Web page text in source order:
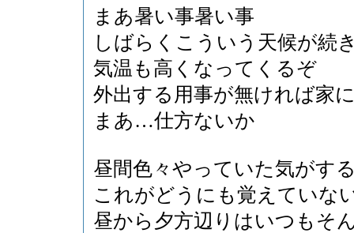
まあ暑い事暑い事
しばらくこういう天候が続
気温も高くなってくるぞ
外出する用事が無ければ家
まあ…仕方ないか
昼間色々やっていた気がす
これがどうにも覚えていな
昼から夕方辺りはいつもそ